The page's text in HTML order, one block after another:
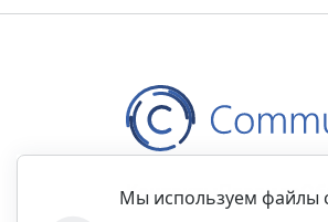
КонтактыПравила
Мы используем файлы